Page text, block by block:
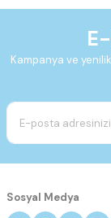
Kampanya ve
Sosyal Medya